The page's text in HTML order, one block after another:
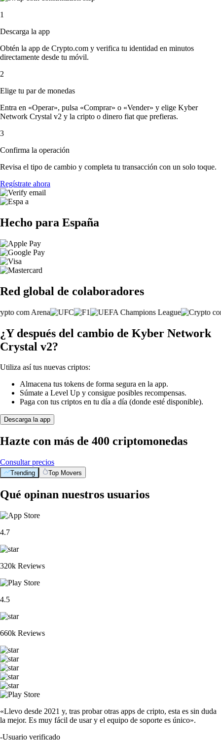
1
Descarga la app
Obtén la app de Crypto.com y verifica tu identidad en minutos
directamente desde tu móvil.
2
Elige tu par de monedas
Entra en «Operar», pulsa «Comprar» o «Vender» y elige Kyber
Network Crystal v2 y la cripto o dinero fiat que prefieras.
3
Confirma la operación
Revisa el tipo de cambio y completa tu transacción con un solo toque.
Regístrate ahora
Hecho para España
Red global de colaboradores
¿Y después del cambio de Kyber Network
Crystal v2?
Utiliza así tus nuevas criptos:
Almacena tus tokens de forma segura en la app.
Súmate a Level Up y consigue posibles recompensas.
Paga con tus criptos en tu día a día (donde esté disponible).
Descarga la app
Hazte con más de 400 criptomonedas
Consultar precios
Trending Top Movers
Qué opinan nuestros usuarios
4.7
320k Reviews
4.5
660k Reviews
«Llevo desde 2021 y, tras probar otras apps de cripto, esta es sin duda
la mejor. Es muy fácil de usar y el equipo de soporte es único».
-Usuario verificado